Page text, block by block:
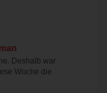
Deshalb war
Woche die